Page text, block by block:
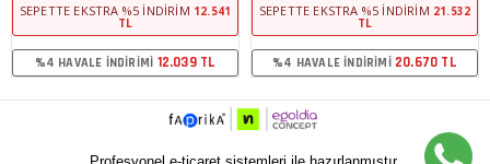
SEPETTE EKSTRA %5 İNDIRIM 12.541
TL
%4 HAVALE İNDIRIMI 12.039 TL
SEPETTE EKSTRA %5 İNDIRIM 21.532
TL
%4 HAVALE İNDIRIMI 20.670 TL